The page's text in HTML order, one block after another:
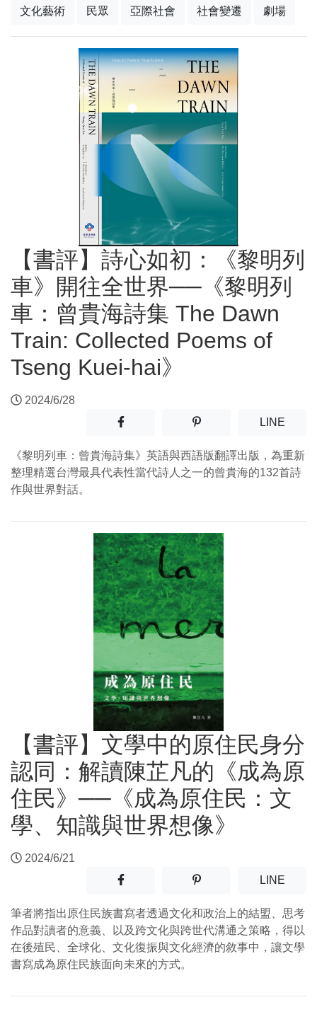
文化藝術 民眾 亞際社會 社會變遷 劇場
【書評】詩心如初：《黎明列
車》開往全世界──《黎明列
車：曾貴海詩集 The Dawn
Train: Collected Poems of
Tseng Kuei-hai》
2024/6/28
分享至facebook(另開新視窗)
分享至噗浪(另開新視窗)
LINE(另開
《黎明列車：曾貴海詩集》英語與西語版翻譯出版，為重新
整理精選台灣最具代表性當代詩人之一的曾貴海的132首詩
作與世界對話。
【書評】文學中的原住民身分
認同：解讀陳芷凡的《成為原
住民》──《成為原住民：文
學、知識與世界想像》
2024/6/21
分享至facebook(另開新視窗)
分享至噗浪(另開新視窗)
LINE(另開
筆者將指出原住民族書寫者透過文化和政治上的結盟、思考
作品對讀者的意義、以及跨文化與跨世代溝通之策略，得以
在後殖民、全球化、文化復振與文化經濟的敘事中，讓文學
書寫成為原住民族面向未來的方式。